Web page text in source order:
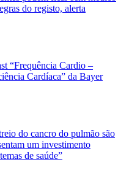
do registo, alerta
“Frequência Cardio –
Cardíaca” da Bayer
do cancro do pulmão são
um investimento
de saúde”